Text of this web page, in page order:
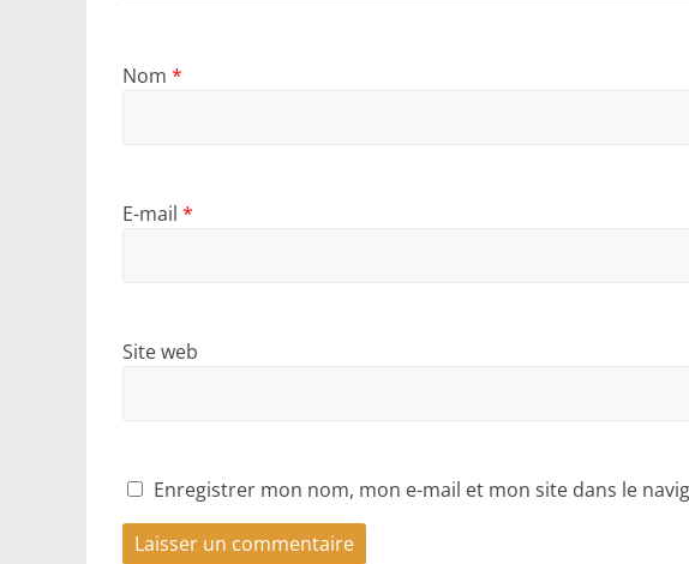
Nom *
E-mail *
Site web
Enregistrer mon nom, mon e-mail et mon site dans le